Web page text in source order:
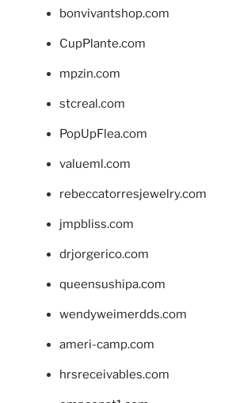
bonvivantshop.com
CupPlante.com
mpzin.com
stcreal.com
PopUpFlea.com
valueml.com
rebeccatorresjewelry.com
jmpbliss.com
drjorgerico.com
queensushipa.com
wendyweimerdds.com
ameri-camp.com
hrsreceivables.com